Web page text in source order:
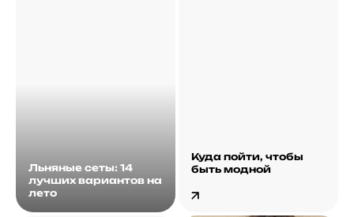
Льняные сеты: 14
лучших вариантов на
лето
Куда пойти, чтобы
быть модной